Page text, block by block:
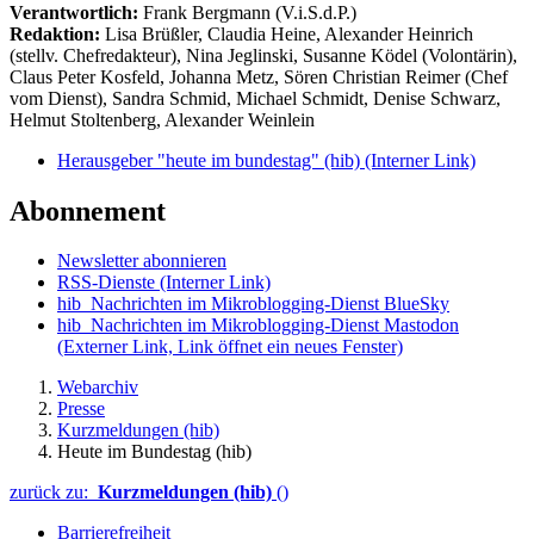
Verantwortlich: Frank Bergmann (V.i.S.d.P.)
Redaktion: Lisa Brüßler, Claudia Heine, Alexander Heinrich
(stellv. Chefredakteur), Nina Jeglinski, Susanne Ködel (Volontärin),
Claus Peter Kosfeld, Johanna Metz, Sören Christian Reimer (Chef
vom Dienst), Sandra Schmid, Michael Schmidt, Denise Schwarz,
Helmut Stoltenberg, Alexander Weinlein
Herausgeber "heute im bundestag" (hib) (Interner Link)
Abonnement
Newsletter abonnieren
RSS-Dienste (Interner Link)
hib_Nachrichten im Mikroblogging-Dienst BlueSky
hib_Nachrichten im Mikroblogging-Dienst Mastodon
(Externer Link, Link öffnet ein neues Fenster)
Webarchiv
Presse
Kurzmeldungen (hib)
Heute im Bundestag (hib)
zurück zu: Kurzmeldungen (hib) ()
Barrierefreiheit